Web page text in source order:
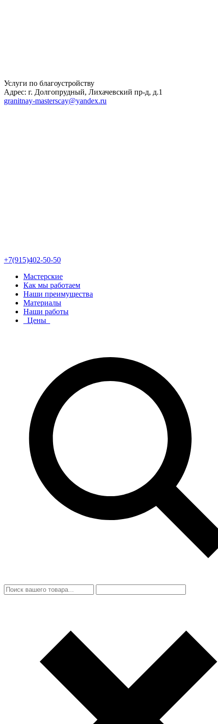
Услуги по благоустройству
Адрес: г. Долгопрудный, Лихачевский пр-д, д.1
granitnay-masterscay@yandex.ru
+7(915)402-50-50
Мастерские
Как мы работаем
Наши преимущества
Материалы
Наши работы
Цены